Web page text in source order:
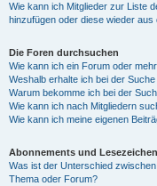
Wie kann ich Mitglieder zur Liste
hinzufügen oder diese wieder aus
Die Foren durchsuchen
Wie kann ich ein Forum oder
Weshalb erhalte ich bei der
Warum bekomme ich bei der
Wie kann ich nach Mitgliedern
Wie kann ich meine eigenen
Abonnements und Lesezeichen
Was ist der Unterschied
Thema oder Forum?